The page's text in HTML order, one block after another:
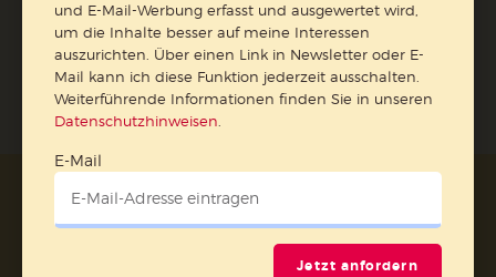
Jetzt anmelden
AGB und Widerrufsbelehrung
Barrierefreiheit
Impressum
und E-Mail-Werbung erfasst und ausgewertet wird,
um die Inhalte besser auf meine Interessen
auszurichten. Über einen Link in Newsletter oder E-
Mail kann ich diese Funktion jederzeit ausschalten.
Weiterführende Informationen finden Sie in unseren
Datenschutzhinweisen
E-Mail
Jetzt anfordern